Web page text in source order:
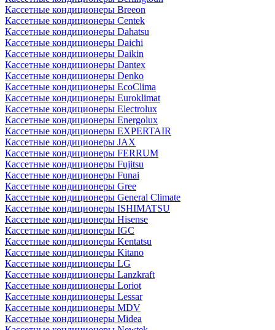
Кассетные кондиционеры Breeon
Кассетные кондиционеры Centek
Кассетные кондиционеры Dahatsu
Кассетные кондиционеры Daichi
Кассетные кондиционеры Daikin
Кассетные кондиционеры Dantex
Кассетные кондиционеры Denko
Кассетные кондиционеры EcoClima
Кассетные кондиционеры Euroklimat
Кассетные кондиционеры Electrolux
Кассетные кондиционеры Energolux
Кассетные кондиционеры EXPERTAIR
Кассетные кондиционеры JAX
Кассетные кондиционеры FERRUM
Кассетные кондиционеры Fujitsu
Кассетные кондиционеры Funai
Кассетные кондиционеры Gree
Кассетные кондиционеры General Climate
Кассетные кондиционеры ISHIMATSU
Кассетные кондиционеры Hisense
Кассетные кондиционеры IGC
Кассетные кондиционеры Kentatsu
Кассетные кондиционеры Kitano
Кассетные кондиционеры LG
Кассетные кондиционеры Lanzkraft
Кассетные кондиционеры Loriot
Кассетные кондиционеры Lessar
Кассетные кондиционеры MDV
Кассетные кондиционеры Midea